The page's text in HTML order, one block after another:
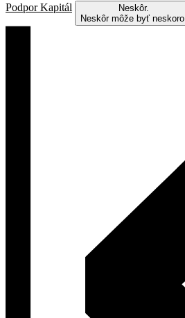
Podpor Kapitál
Neskôr.
Neskôr môže byť neskoro.